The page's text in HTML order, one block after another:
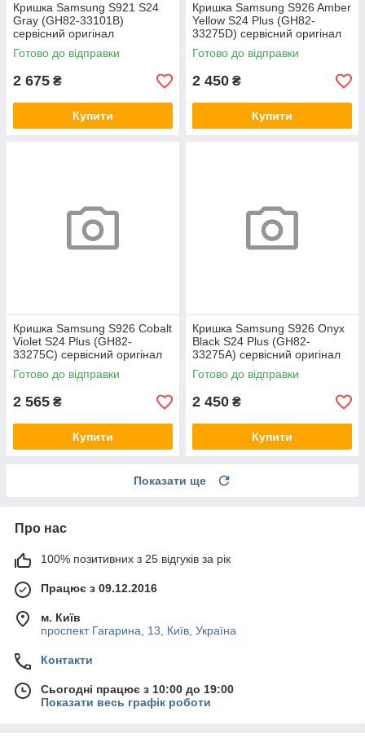
Кришка Samsung S921 S24
Gray (GH82-33101B)
сервісний оригінал
Готово до відправки
2 675 ₴
Купити
Кришка Samsung S926 Amber
Yellow S24 Plus (GH82-
33275D) сервісний оригінал
Готово до відправки
2 450 ₴
Купити
Кришка Samsung S926 Cobalt
Violet S24 Plus (GH82-
33275C) сервісний оригінал
Готово до відправки
2 565 ₴
Купити
Кришка Samsung S926 Onyx
Black S24 Plus (GH82-
33275A) сервісний оригінал
Готово до відправки
2 450 ₴
Купити
Показати ще
Про нас
100% позитивних з 25 відгуків за рік
Працює з 09.12.2016
м. Київ
проспект Гагарина, 13, Київ, Україна
Контакти
Сьогодні працює з 10:00 до 19:00
Показати весь графік роботи